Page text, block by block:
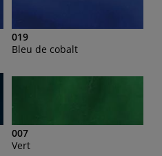
019
Bleu de cobalt
007
Vert